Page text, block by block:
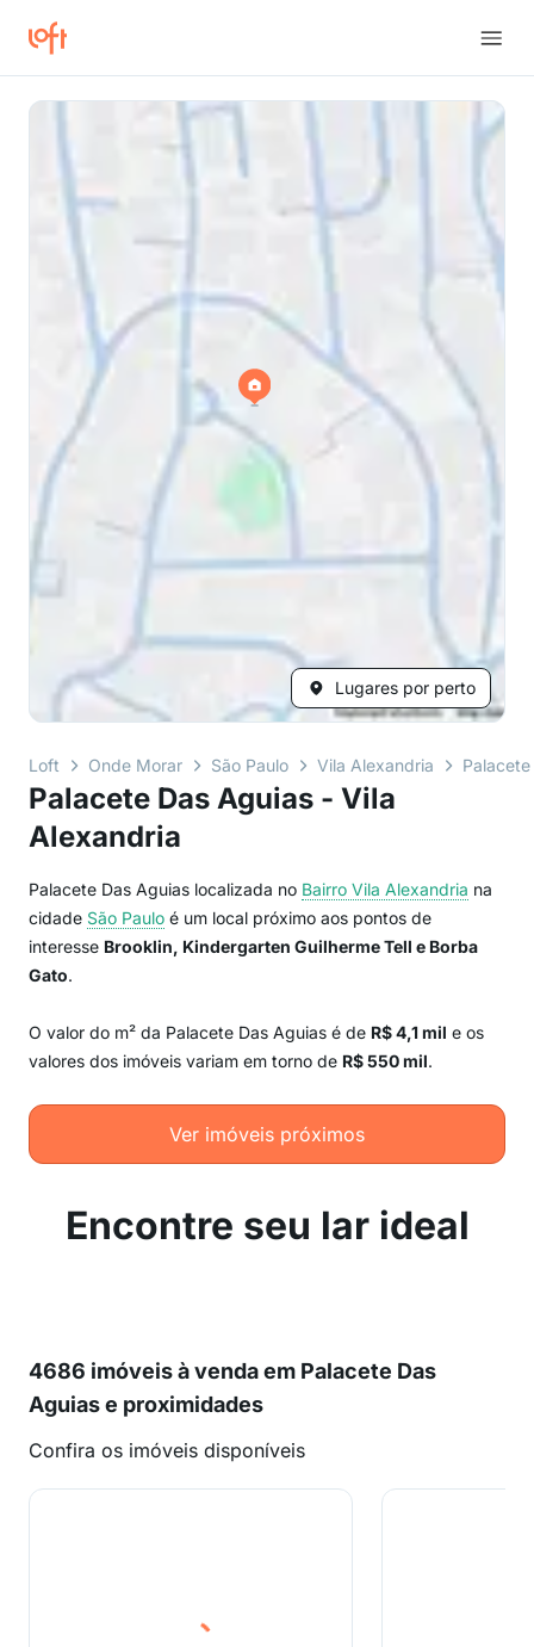
Lugares por perto
Loft Onde Morar São Paulo Vila Alexandria
Palacete Das Aguias - Vila
Alexandria
Palacete Das Aguias localizada no Bairro Vila Alexandria na
cidade São Paulo é um local próximo aos pontos de
interesse Brooklin, Kindergarten Guilherme Tell e Borba
Gato.
O valor do m² da Palacete Das Aguias é de R$ 4,1 mil e os
valores dos imóveis variam em torno de R$ 550 mil.
Ver imóveis próximos
Encontre seu lar ideal
4686 imóveis à venda em Palacete Das
Aguias e proximidades
Confira os imóveis disponíveis